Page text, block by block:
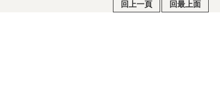
回上一頁 回最上面